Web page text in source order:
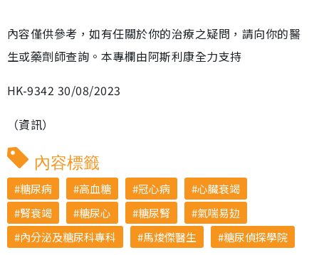
內容僅供參考，如有任關於你的治療之疑問，請向你的醫
生或藥劑師查詢。本專欄由阿斯利康全力支持
HK-9342 30/08/2023
（資訊）
內容標籤
糖尿病 高血糖 冠心病
心臟衰竭
腎衰竭
糖尿心 糖尿腎
氣喘易攰
內分泌及糖尿科專科
馬焌傑醫生 糖尿偵探學院